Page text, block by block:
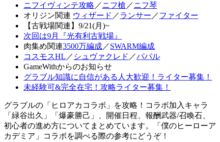
ニフイヴィンテ攻略 ／ニフ槍 ／ニフ琴
オリジン関連 ウィザード ／ランサー ／ファイター
【古戦場関連】9/21(月)~
次回は9月『光有利古戦場』
肉集め関連3500万編成／SWARM編成
コスモスHL ／ シュヴァクレド ／パパル
GameWithからのお知らせ
グラブル知識に自信がある人大歓迎！ライター募集！
未経験可&完全在宅！攻略ライター募集！
グラブルの「ヒロアカコラボ」を攻略！コラボ加入キャラ
「緑谷出久」「爆豪勝己」、開催日程、報酬武器/召喚石、
初心者の進め方についてまとめています。「僕のヒーローア
カデミア」コラボを調べる際の参考にどうぞ！